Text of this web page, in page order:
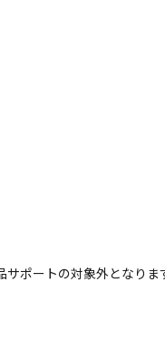
サポートの対象外となりま